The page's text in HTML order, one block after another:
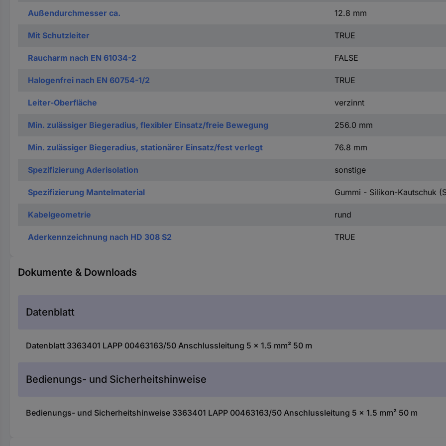
Außendurchmesser ca. 12.8 mm
Mit Schutzleiter TRUE
Raucharm nach EN 61034-2 FALSE
Halogenfrei nach EN 60754-1/2 TRUE
Leiter-Oberfläche verzinnt
Min. zulässiger Biegeradius, flexibler Einsatz/freie Bewegung 256.0 mm
Min. zulässiger Biegeradius, stationärer Einsatz/fest verlegt 76.8 mm
Spezifizierung Aderisolation sonstige
Spezifizierung Mantelmaterial Gummi - Silikon-Kautschuk
Kabelgeometrie rund
Aderkennzeichnung nach HD 308 S2 TRUE
Dokumente & Downloads
Datenblatt
Datenblatt 3363401 LAPP 00463163/50 Anschlussleitung 5 x 1.5 mm² 50 m
Bedienungs- und Sicherheitshinweise
Bedienungs- und Sicherheitshinweise 3363401 LAPP 00463163/50 Anschlussleitung 5 x 1.5 mm² 50 m